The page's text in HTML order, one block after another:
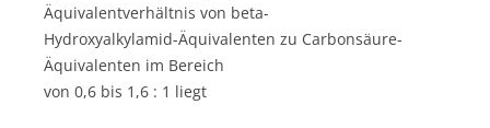
Äquivalentverhältnis von beta-
Hydroxyalkylamid-Äquivalenten zu Carbonsäure-
Äquivalenten im Bereich
von 0,6 bis 1,6 : 1 liegt